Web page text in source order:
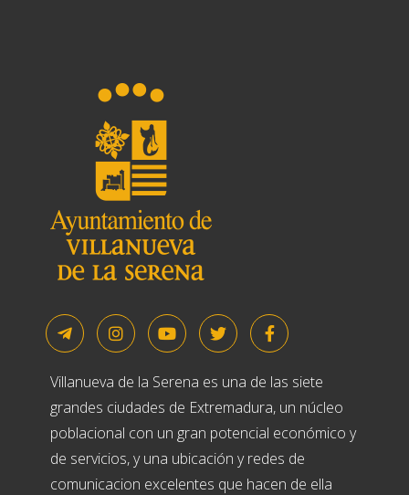
Villanueva de la Serena es una de las siete
grandes ciudades de Extremadura, un núcleo
poblacional con un gran potencial económico y
de servicios, y una ubicación y redes de
comunicacion excelentes que hacen de ella